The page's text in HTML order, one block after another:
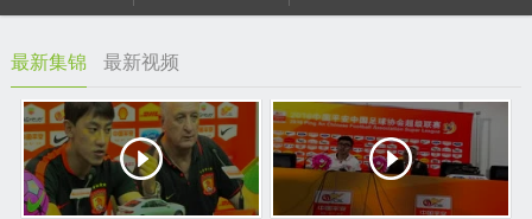
最新集锦 最新视频